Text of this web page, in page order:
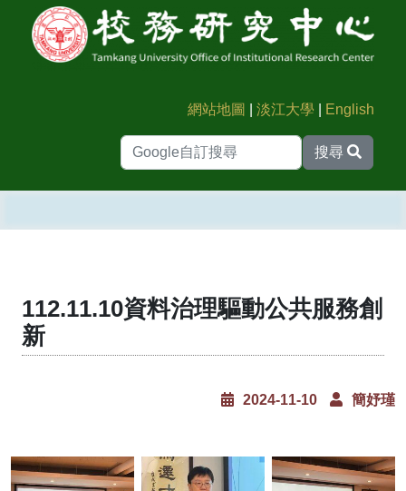
網站地圖 |淡江大學 English
搜尋
112.11.10資料治理驅動公共服務創
新
2024-11-10 簡妤瑾